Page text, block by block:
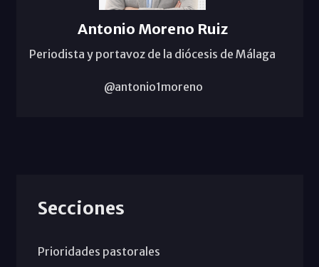
Antonio Moreno Ruiz
Periodista y portavoz de la diócesis de Málaga
@antonio1moreno
Secciones
Prioridades pastorales